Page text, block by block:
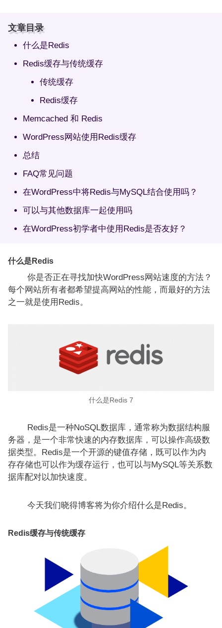
文章目录
什么是Redis
Redis缓存与传统缓存
传统缓存
Redis缓存
Memcached 和 Redis
WordPress网站使用Redis缓存
总结
FAQ常见问题
在WordPress中将Redis与MySQL结合使用吗？
可以与其他数据库一起使用吗
在WordPress初学者中使用Redis是否友好？
什么是Redis
你是否正在寻找加快WordPress网站速度的方法？
每个网站所有者都希望提高网站的性能，而最好的方法
之一就是使用Redis。
什么是Redis 7
Redis是一种NoSQL数据库，通常称为数据结构服
务器，是一个非常快速的内存数据库，可以操作高级数
据类型。Redis是一个开源的键值存储，既可以作为内
存存储也可以作为缓存运行，也可以与MySQL等关系数
据库配对以加快速度。
今天我们晓得博客将为你介绍什么是Redis。
Redis缓存与传统缓存